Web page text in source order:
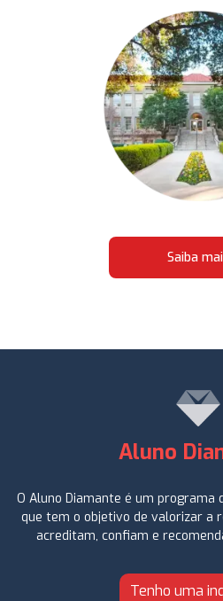
Saiba
Aluno
O Aluno Diamante é um programa
que tem o objetivo de valorizar a
acreditam, confiam e
Tenho uma